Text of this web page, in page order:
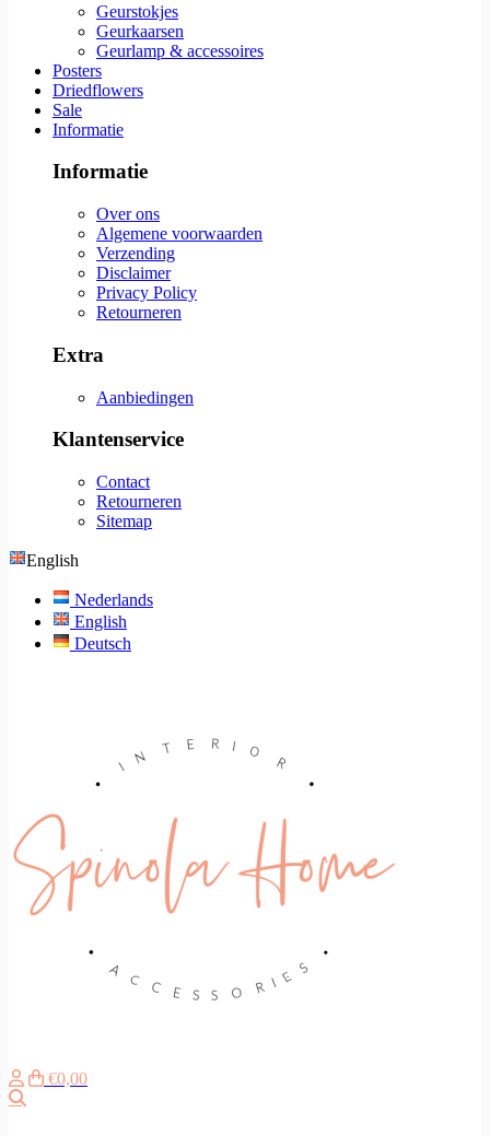
Geurstokjes
Geurkaarsen
Geurlamp & accessoires
Posters
Driedflowers
Sale
Informatie
Informatie
Over ons
Algemene voorwaarden
Verzending
Disclaimer
Privacy Policy
Retourneren
Extra
Aanbiedingen
Klantenservice
Contact
Retourneren
Sitemap
English
Nederlands
English
Deutsch
€0,00